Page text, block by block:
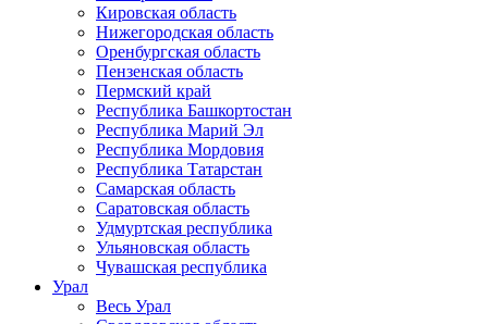
Кировская область
Нижегородская область
Оренбургская область
Пензенская область
Пермский край
Республика Башкортостан
Республика Марий Эл
Республика Мордовия
Республика Татарстан
Самарская область
Саратовская область
Удмуртская республика
Ульяновская область
Чувашская республика
Урал
Весь Урал